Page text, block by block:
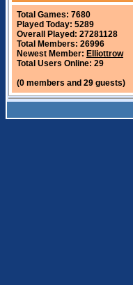
Total Games: 7680
Played Today: 5289
Overall Played: 27281128
Total Members: 26996
Newest Member: Elliottrow
Total Users Online: 29
(0 members and 29 guests)